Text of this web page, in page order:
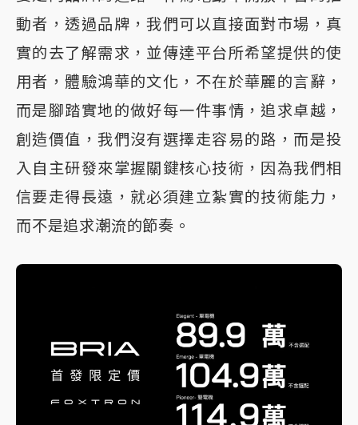
動者，透過品牌，我們可以直接面對市場，真
實的去了解需求，並傳達平台所希望提供的使
用者，體驗鴻華的文化，不在於華麗的言辭，
而是腳踏實地的做好每一件事情，追求卓越，
創造價值，我們沒有選擇走容易的路，而是投
入自主研發來掌握關鍵核心技術，因為我們相
信要走得長遠，就必須建立紮實的技術能力，
而不是追求潮流的節奏。